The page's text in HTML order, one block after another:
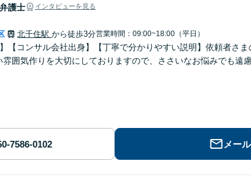
弁護士 インタビューを見る
北千住駅 から徒歩3分営業時間：09:00~18:00（平日）
】【コンサル会社出身】【丁寧で分かりやすい説明】依頼者さ
雰囲気作りを大切にしておりますので、ささいなお悩みでも遠
メー